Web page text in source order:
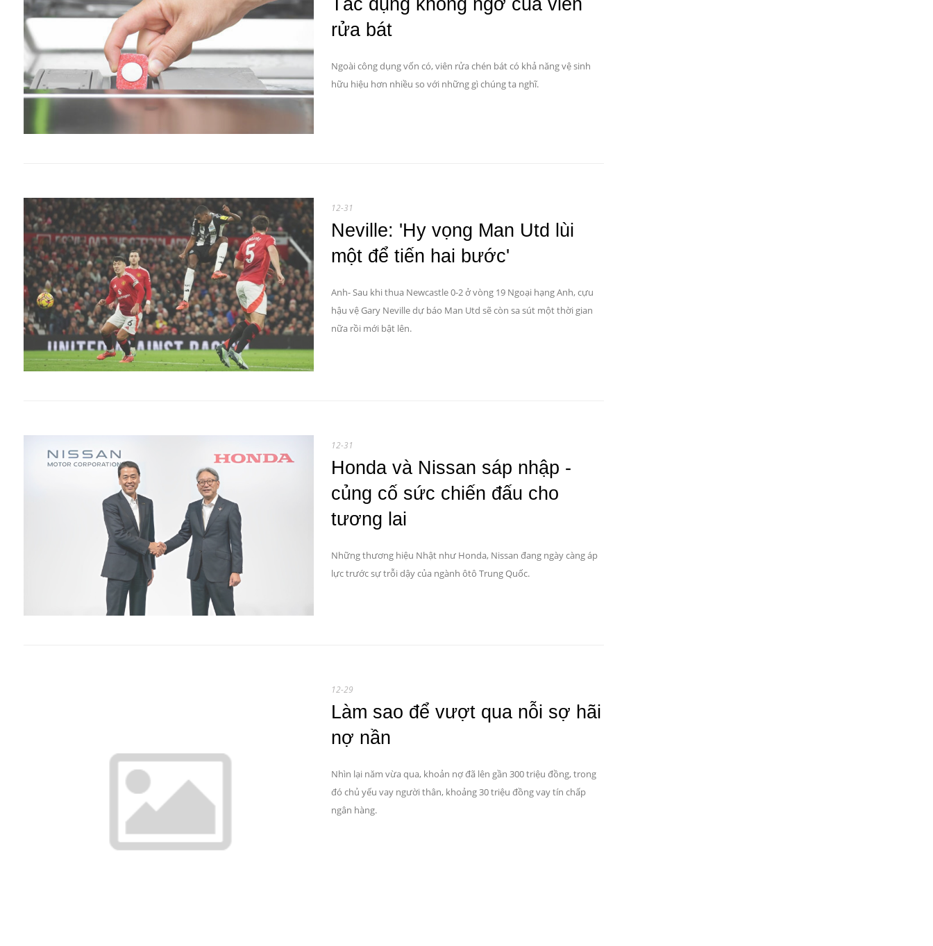
rửa bát
Ngoài công dụng vốn có, viên rửa chén bát có khả năng vệ sinh
hữu hiệu hơn nhiều so với những gì chúng ta nghĩ.
12-31
Neville: 'Hy vọng Man Utd lùi
một để tiến hai bước'
Anh- Sau khi thua Newcastle 0-2 ở vòng 19 Ngoại hạng Anh, cựu
hậu vệ Gary Neville dự báo Man Utd sẽ còn sa sút một thời gian
nữa rồi mới bật lên.
12-31
Honda và Nissan sáp nhập -
củng cố sức chiến đấu cho
tương lai
Những thương hiệu Nhật như Honda, Nissan đang ngày càng áp
lực trước sự trỗi dậy của ngành ôtô Trung Quốc.
12-29
Làm sao để vượt qua nỗi sợ hãi
nợ nần
Nhìn lại năm vừa qua, khoản nợ đã lên gần 300 triệu đồng, trong
đó chủ yếu vay người thân, khoảng 30 triệu đồng vay tín chấp
ngân hàng.